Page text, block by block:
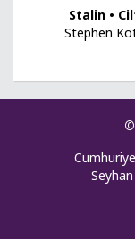
Stalin •
Stephen